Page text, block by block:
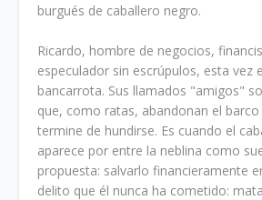
burgués de caballero negro.
Ricardo, hombre de negocios,
especulador sin escrúpulos, esta vez
bancarrota. Sus llamados "amigos"
que, como ratas, abandonan el
termine de hundirse. Es cuando el
aparece por entre la neblina como
propuesta: salvarlo financieramente
delito que él nunca ha cometido: